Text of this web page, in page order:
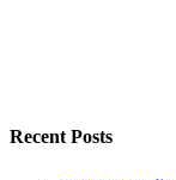
Recent Posts